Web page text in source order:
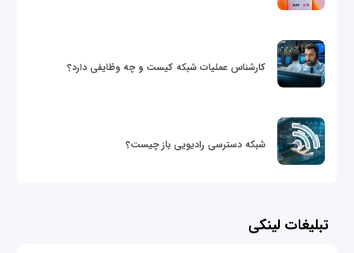
کارشناس عملیات شبکه کیست و چه وظایفی دارد؟
شبکه دسترسی رادیویی باز چیست؟
تبلیغات لینکی